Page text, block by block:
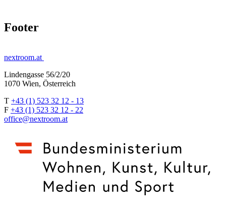
Footer
nextroom.at
Lindengasse 56/2/20
1070 Wien, Österreich
T +43 (1) 523 32 12 - 13
F +43 (1) 523 32 12 - 22
office@nextroom.at